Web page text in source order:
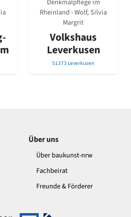
Bauten NRW 2020
(Großbauten der Nachkriegszeit)
Denkmalpflege im
Rheinland - Wolf, Silvia
Margrit
Volkshaus
Leverkusen
51373 Leverkusen
Über uns
Über baukunst-nrw
Fachbeirat
Freunde & Förderer